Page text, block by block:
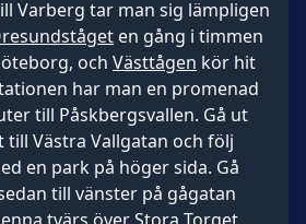
Varberg tar man sig lämpligen
en gång i timmen
och Västtågen kör hit
har man en promenad
till Påskbergsvallen. Gå ut
Västra Vallgatan och följ
en park på höger sida. Gå
till vänster på gågatan